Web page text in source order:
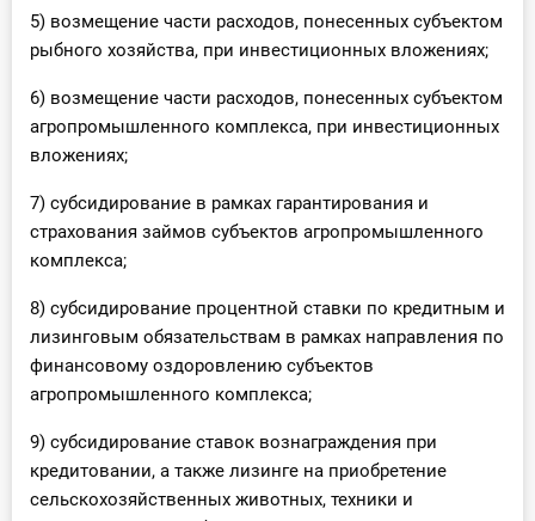
5) возмещение части расходов, понесенных субъектом
рыбного хозяйства, при инвестиционных вложениях;
6) возмещение части расходов, понесенных субъектом
агропромышленного комплекса, при инвестиционных
вложениях;
7) субсидирование в рамках гарантирования и
страхования займов субъектов агропромышленного
комплекса;
8) субсидирование процентной ставки по кредитным и
лизинговым обязательствам в рамках направления по
финансовому оздоровлению субъектов
агропромышленного комплекса;
9) субсидирование ставок вознаграждения при
кредитовании, а также лизинге на приобретение
сельскохозяйственных животных, техники и